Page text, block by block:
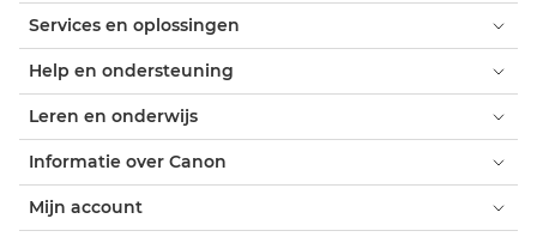
Services en oplossingen
Help en ondersteuning
Leren en onderwijs
Informatie over Canon
Mijn account